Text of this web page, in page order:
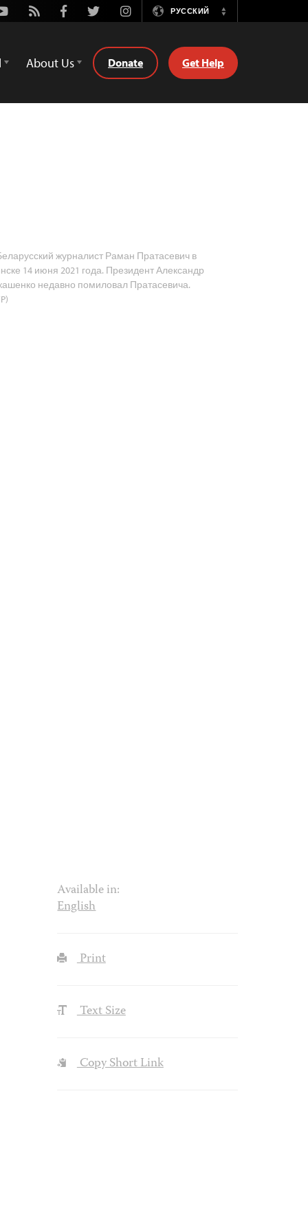
Rss FacebookTwitterInstagramРУССКИЙ
Switch
About Us Donate Get Help
журналист Раман Пратасевич в
14 июня 2021 года. Президент Александр
недавно помиловал Пратасевича.
Available in:
English
Print
Text Size
Copy Short Link